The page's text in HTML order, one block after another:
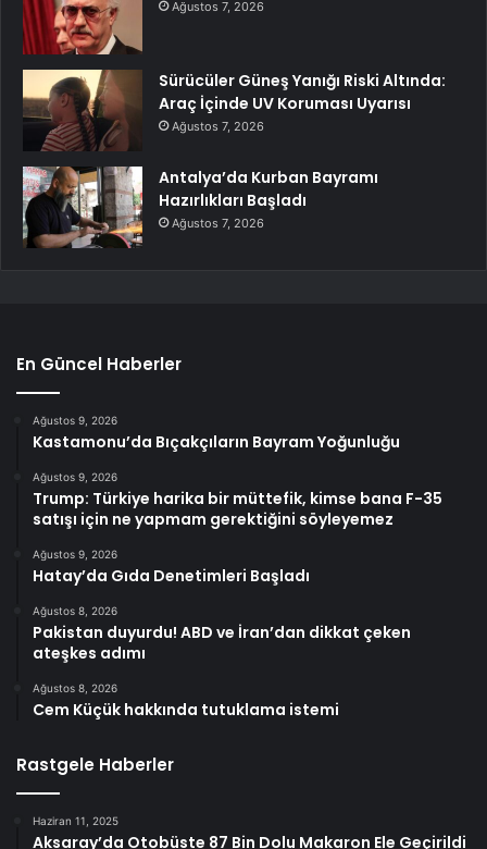
Ağustos 7, 2026
Sürücüler Güneş Yanığı Riski Altında:
Araç İçinde UV Koruması Uyarısı
Ağustos 7, 2026
Antalya’da Kurban Bayramı
Hazırlıkları Başladı
Ağustos 7, 2026
En Güncel Haberler
Ağustos 9, 2026
Kastamonu’da Bıçakçıların Bayram Yoğunluğu
Ağustos 9, 2026
Trump: Türkiye harika bir müttefik, kimse bana F-35
satışı için ne yapmam gerektiğini söyleyemez
Ağustos 9, 2026
Hatay’da Gıda Denetimleri Başladı
Ağustos 8, 2026
Pakistan duyurdu! ABD ve İran’dan dikkat çeken
ateşkes adımı
Ağustos 8, 2026
Cem Küçük hakkında tutuklama istemi
Rastgele Haberler
Haziran 11, 2025
Aksaray’da Otobüste 87 Bin Dolu Makaron Ele Geçirildi